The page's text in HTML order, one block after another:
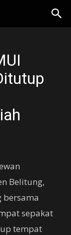
Belitung,
bersama
sepakat
tempat